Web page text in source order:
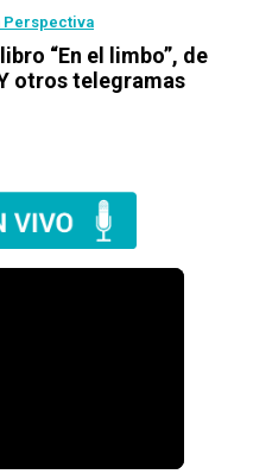
Perspectiva
“En el limbo”, de
otros telegramas